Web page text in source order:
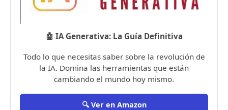
🤖 IA Generativa: La Guía Definitiva
Todo lo que necesitas saber sobre la revolución de
la IA. Domina las herramientas que están
cambiando el mundo hoy mismo.
🔍 Ver en Amazon